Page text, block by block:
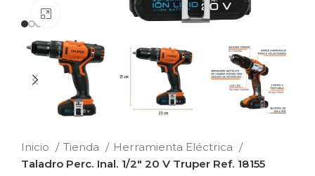
Clic para ampliar
Inicio Tienda
Herramienta Eléctrica
Taladro Perc. Inal. 1/2″ 20 V Truper Ref. 18155